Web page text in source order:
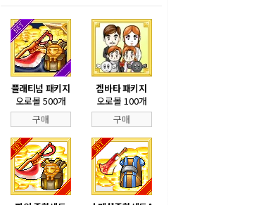
플래티넘 패키지
오로볼 500개
구매
겜바타 패키지
오로볼 100개
구매